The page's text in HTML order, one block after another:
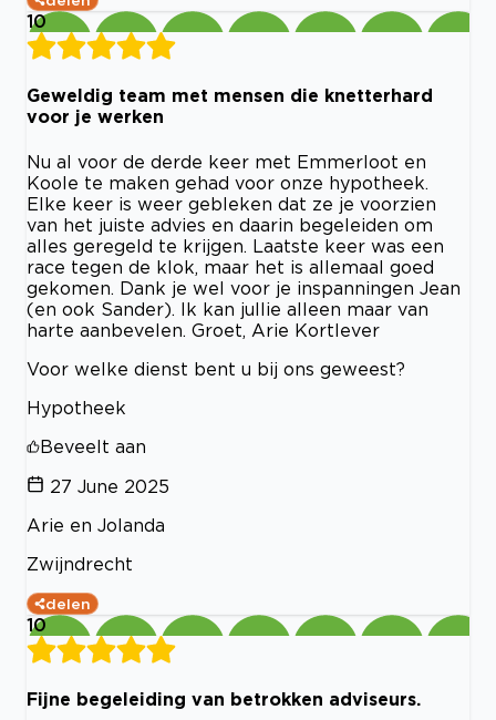
10
Geweldig team met mensen die knetterhard
voor je werken
Nu al voor de derde keer met Emmerloot en
Koole te maken gehad voor onze hypotheek.
Elke keer is weer gebleken dat ze je voorzien
van het juiste advies en daarin begeleiden om
alles geregeld te krijgen. Laatste keer was een
race tegen de klok, maar het is allemaal goed
gekomen. Dank je wel voor je inspanningen Jean
(en ook Sander). Ik kan jullie alleen maar van
harte aanbevelen. Groet, Arie Kortlever
Voor welke dienst bent u bij ons geweest?
Hypotheek
Beveelt aan
27 June 2025
Arie en Jolanda
Zwijndrecht
delen
10
Fijne begeleiding van betrokken adviseurs.